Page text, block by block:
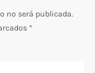
no será publicada.
*